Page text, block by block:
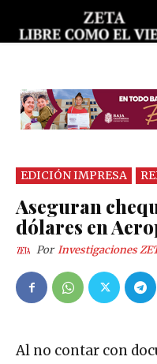
EDICIÓN IMPRESA
Aseguran
dólares en
Por Investigaciones
Al no contar con